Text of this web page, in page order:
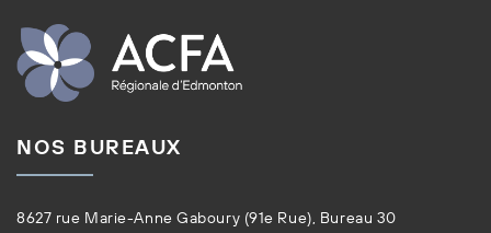
NOS BUREAUX
8627 rue Marie-Anne Gaboury (91e Rue), Bureau 30